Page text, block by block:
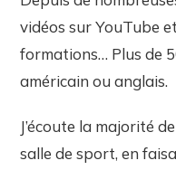
vidéos sur YouTube
formations… Plus de
américain ou anglais.
J’écoute la majorité
salle de sport, en